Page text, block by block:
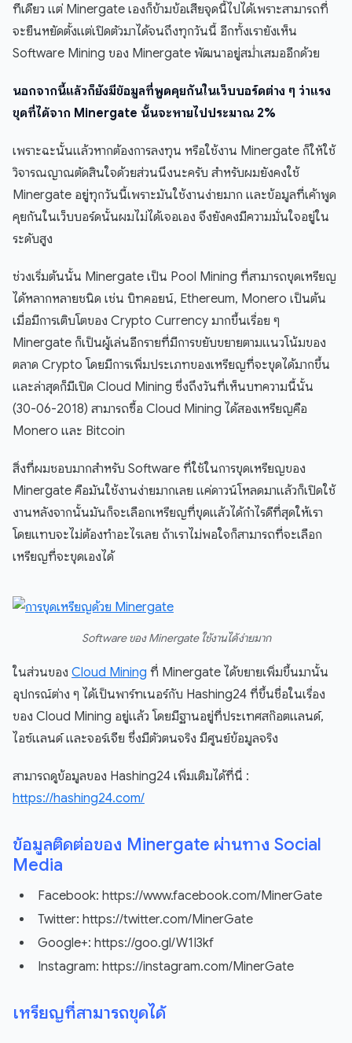
ทีเดียว แต่ Minergate เองก็ข้ามข้อเสียจุดนี้ไปได้เพราะสามารถที่
จะยืนหยัดตั้งแต่เปิดตัวมาได้จนถึงทุกวันนี้ อีกทั้งเรายังเห็น
Software Mining ของ Minergate พัฒนาอยู่สม่ำเสมออีกด้วย
นอกจากนี้แล้วก็ยังมีข้อมูลที่พูดคุยกันในเว็บบอร์ดต่าง ๆ ว่าแรง
ขุดที่ได้จาก Minergate นั้นจะหายไปประมาณ 2%
เพราะฉะนั้นแล้วหากต้องการลงทุน หรือใช้งาน Minergate ก็ให้ใช้
วิจารณญาณตัดสินใจด้วยส่วนนึงนะครับ สำหรับผมยังคงใช้
Minergate อยู่ทุกวันนี้เพราะมันใช้งานง่ายมาก และข้อมูลที่เค้าพูด
คุยกันในเว็บบอร์ดนั้นผมไม่ได้เจอเอง จึงยังคงมีความมั่นใจอยู่ใน
ระดับสูง
ช่วงเริ่มต้นนั้น Minergate เป็น Pool Mining ที่สามารถขุดเหรียญ
ได้หลากหลายชนิด เช่น บิทคอยน์, Ethereum, Monero เป็นต้น
เมื่อมีการเติบโตของ Crypto Currency มากขึ้นเรื่อย ๆ
Minergate ก็เป็นผู้เล่นอีกรายที่มีการขยับขยายตามแนวโน้มของ
ตลาด Crypto โดยมีการเพิ่มประเภทของเหรียญที่จะขุดได้มากขึ้น
และล่าสุดก็มีเปิด Cloud Mining ซึ่งถึงวันที่เห็นบทความนี้นั้น
(30-06-2018) สามารถซื้อ Cloud Mining ได้สองเหรียญคือ
Monero และ Bitcoin
สิ่งที่ผมชอบมากสำหรับ Software ที่ใช้ในการขุดเหรียญของ
Minergate คือมันใช้งานง่ายมากเลย แค่ดาวน์โหลดมาแล้วก็เปิดใช้
งานหลังจากนั้นมันก็จะเลือกเหรียญที่ขุดแล้วได้กำไรดีที่สุดให้เรา
โดยแทบจะไม่ต้องทำอะไรเลย ถ้าเราไม่พอใจก็สามารถที่จะเลือก
เหรียญที่จะขุดเองได้
Software ของ Minergate ใช้งานได้ง่ายมาก
ในส่วนของ Cloud Mining ที่ Minergate ได้ขยายเพิ่มขึ้นมานั้น
อุปกรณ์ต่าง ๆ ได้เป็นพาร์ทเนอร์กับ Hashing24 ที่ขึ้นชื่อในเรื่อง
ของ Cloud Mining อยู่แล้ว โดยมีฐานอยู่ที่ประเทศสก๊อตแลนด์,
ไอซ์แลนด์ และจอร์เจีย ซึ่งมีตัวตนจริง มีศูนย์ข้อมูลจริง
สามารถดูข้อมูลของ Hashing24 เพิ่มเติมได้ที่นี่ :
https://hashing24.com/
ข้อมูลติดต่อของ Minergate ผ่านทาง Social
Media
Facebook: https://www.facebook.com/MinerGate
Twitter: https://twitter.com/MinerGate
Google+: https://goo.gl/W1I3kf
Instagram: https://instagram.com/MinerGate
เหรียญที่สามารถขุดได้